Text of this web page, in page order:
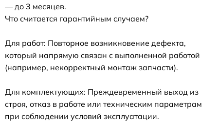
— до 3 месяцев.
Что считается гарантийным случаем?
Для работ: Повторное возникновение дефекта,
который напрямую связан с выполненной работой
(например, некорректный монтаж запчасти).
Для комплектующих: Преждевременный выход из
строя, отказ в работе или техническим параметрам
при соблюдении условий эксплуатации.